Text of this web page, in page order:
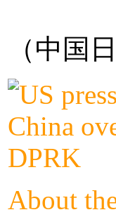
（中国
About